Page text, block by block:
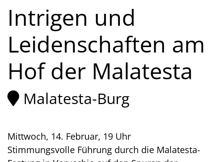
Intrigen und
Leidenschaften am
Hof der Malatesta
Malatesta-Burg
Mittwoch, 14. Februar, 19 Uhr
Stimmungsvolle Führung durch die Malatesta-